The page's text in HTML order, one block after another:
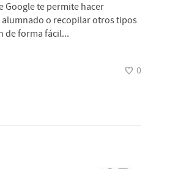
Google te permite hacer
alumnado o recopilar otros tipos
de forma fácil...
0